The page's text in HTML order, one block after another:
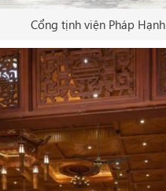
Cổng tịnh viện Pháp Hạnh